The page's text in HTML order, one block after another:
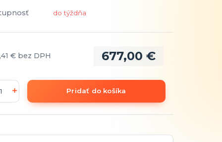
do týždňa
677,00 €
€ bez DPH
Pridať do košíka